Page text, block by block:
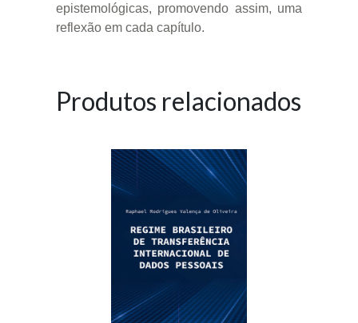
epistemológicas, promovendo assim, uma
reflexão em cada capítulo.
Produtos relacionados